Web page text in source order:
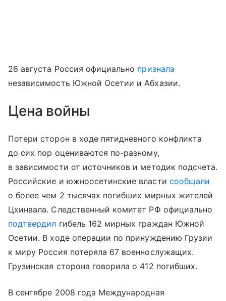
26 августа Россия официально признала
независимость Южной Осетии и Абхазии.
Цена войны
Потери сторон в ходе пятидневного конфликта
до сих пор оцениваются по-разному,
в зависимости от источников и методик подсчета.
Российские и южноосетинские власти сообщали
о более чем 2 тысячах погибших мирных жителей
Цхинвала. Следственный комитет РФ официально
подтвердил гибель 162 мирных граждан Южной
Осетии. В ходе операции по принуждению Грузии
к миру Россия потеряла 67 военнослужащих.
Грузинская сторона говорила о 412 погибших.
В сентябре 2008 года Международная